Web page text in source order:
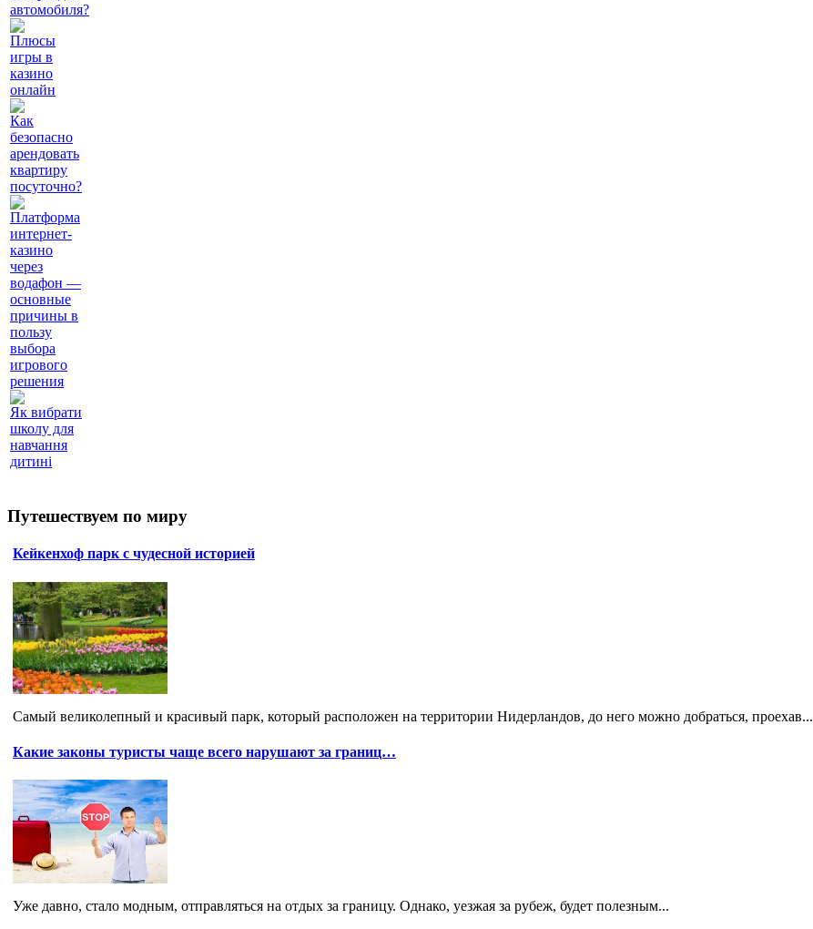
автомобиля?
Плюсы
игры в
казино
онлайн
Как
безопасно
арендовать
квартиру
посуточно?
Платформа
интернет-
казино
через
водафон —
основные
причины в
пользу
выбора
игрового
решения
Як вибрати
школу для
навчання
дитині
Путешествуем по миру
Кейкенхоф парк с чудесной историей
Самый великолепный и красивый парк, который расположен на территории Нидерландов, до него можно добраться, проехав...
Какие законы туристы чаще всего нарушают за границ…
Уже давно, стало модным, отправляться на отдых за границу. Однако, уезжая за рубеж, будет полезным...